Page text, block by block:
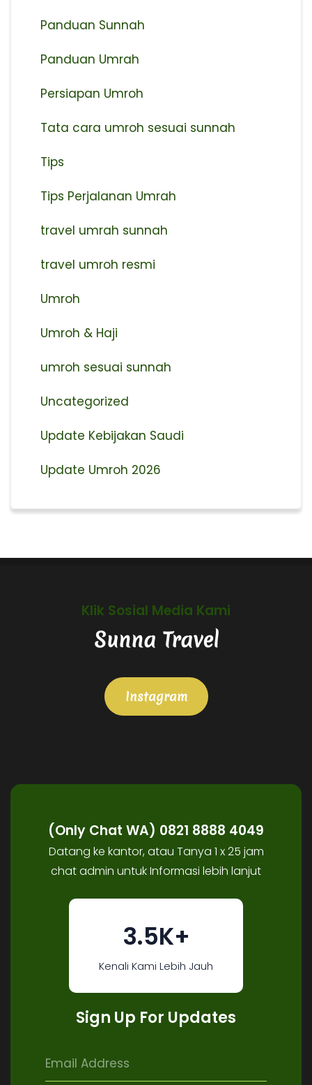
Panduan Sunnah
Panduan Umrah
Persiapan Umroh
Tata cara umroh sesuai sunnah
Tips
Tips Perjalanan Umrah
travel umrah sunnah
travel umroh resmi
Umroh
Umroh & Haji
umroh sesuai sunnah
Uncategorized
Update Kebijakan Saudi
Update Umroh 2026
Klik Sosial Media Kami
Sunna Travel
Instagram
(Only Chat WA) 0821 8888 4049
Datang ke kantor, atau Tanya 1 x 25 jam
chat admin untuk Informasi lebih lanjut
3.5K+
Kenali Kami Lebih Jauh
Sign Up For Updates